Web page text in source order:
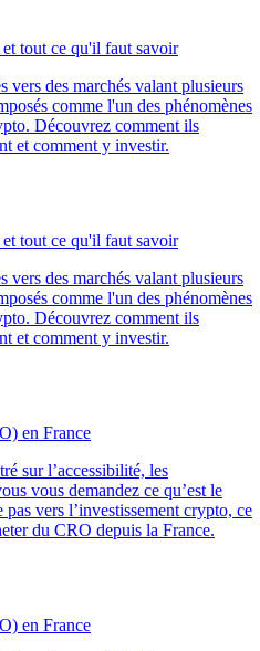
tout ce qu'il faut savoir
vers des marchés valant plusieurs
comme l'un des phénomènes
Découvrez comment ils
et comment y investir.
tout ce qu'il faut savoir
vers des marchés valant plusieurs
comme l'un des phénomènes
Découvrez comment ils
et comment y investir.
en France
sur l’accessibilité, les
vous demandez ce qu’est le
vers l’investissement crypto, ce
du CRO depuis la France.
en France